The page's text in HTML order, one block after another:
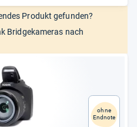
Produkt gefunden?
Bridgekameras nach
ohne
Endnote